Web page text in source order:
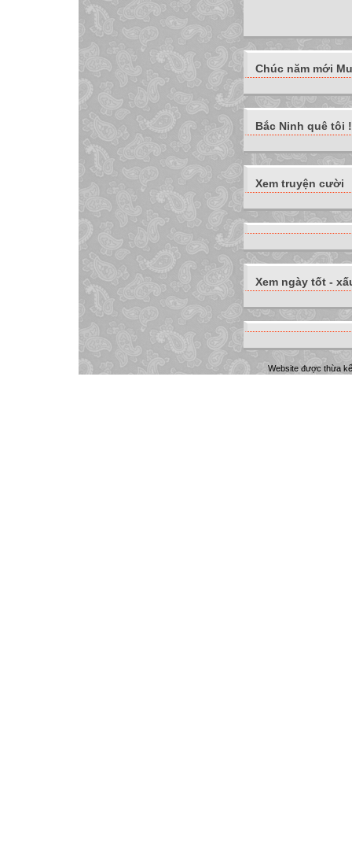
Chúc năm mới
Bắc Ninh quê tôi !
Xem truyện cười
Xem ngày tốt -
Website được thừa